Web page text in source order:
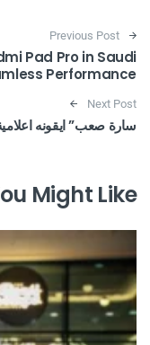
Post navigation
Previous Post
Pad Pro in Saudi
Performance
Next Post
سارة صعب” ايقونه
Might Like